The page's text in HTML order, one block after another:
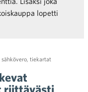
lopetti
sähkövero, tiekartat
riittävästi